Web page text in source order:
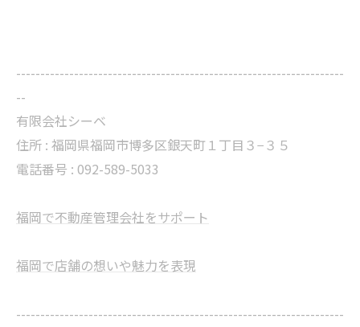
--------------------------------------------------------------------
--
有限会社シーベ
住所 : 福岡県福岡市博多区銀天町１丁目３−３５
電話番号 : 092-589-5033
福岡で不動産管理会社をサポート
福岡で店舗の想いや魅力を表現
--------------------------------------------------------------------